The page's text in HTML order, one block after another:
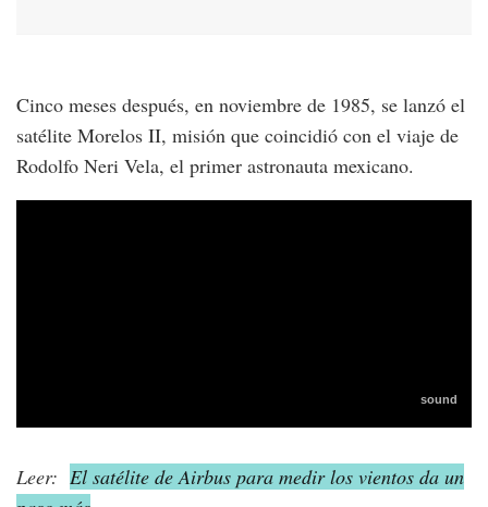
Cinco meses después, en noviembre de 1985, se lanzó el
satélite Morelos II, misión que coincidió con el viaje de
Rodolfo Neri Vela, el primer astronauta mexicano.
Leer: El satélite de Airbus para medir los vientos da un